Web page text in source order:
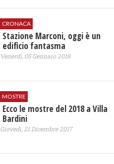
CRONACA
​Stazione Marconi, oggi è un
edificio fantasma
Venerdì, 05 Gennaio 2018
MOSTRE
Ecco le mostre del 2018 a Villa
Bardini
Giovedì, 21 Dicembre 2017